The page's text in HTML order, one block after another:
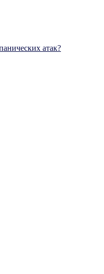
атак?